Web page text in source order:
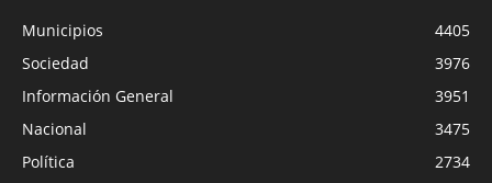
Municipios
4405
Sociedad
3976
Información General
3951
Nacional
3475
Política
2734